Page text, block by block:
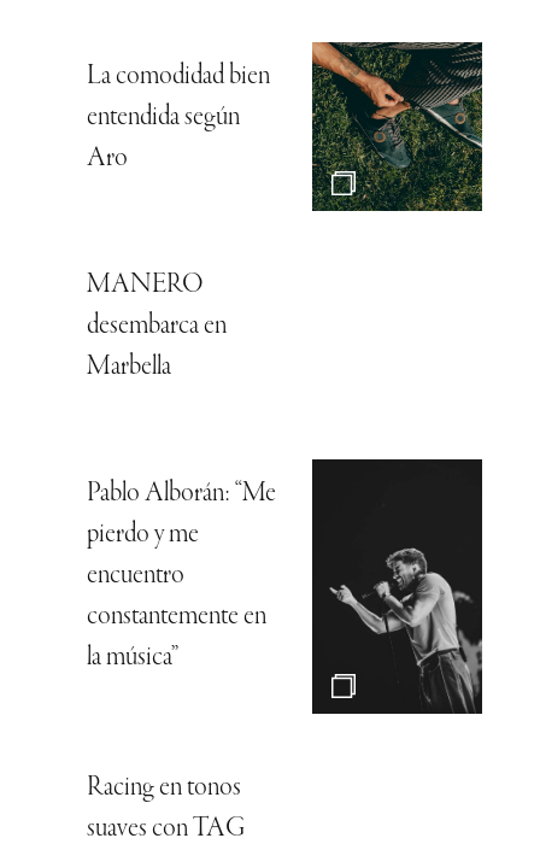
La comodidad bien
entendida según
Aro
MANERO
desembarca en
Marbella
Pablo Alborán: “Me
pierdo y me
encuentro
constantemente en
la música”
Racing en tonos
suaves con TAG